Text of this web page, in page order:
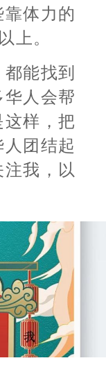
体力的
上。
能找到
人会帮
样，把
团结起
我，以